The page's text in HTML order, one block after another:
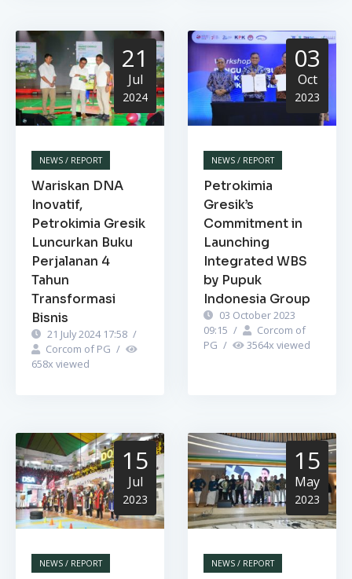
21
Jul
2024
NEWS / REPORT
Wariskan DNA
Inovatif,
Petrokimia Gresik
Luncurkan Buku
Perjalanan 4
Tahun
Transformasi
Bisnis
21 July 2024 17:58 /
Corcom of PG /
658x viewed
03
Oct
2023
NEWS / REPORT
Petrokimia
Gresik’s
Commitment in
Launching
Integrated WBS
by Pupuk
Indonesia Group
03 October 2023
09:15 /
Corcom of
PG / 3564x viewed
15
Jul
2023
NEWS / REPORT
15
May
2023
NEWS / REPORT